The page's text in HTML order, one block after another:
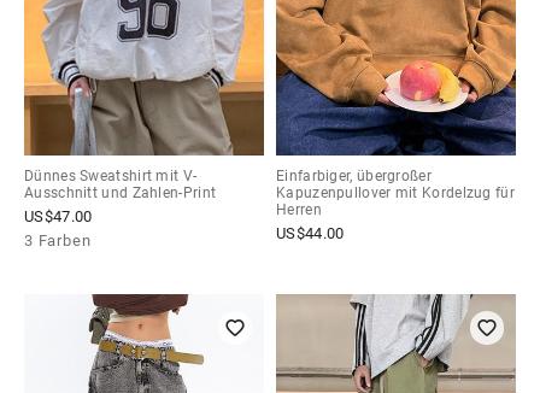
Dünnes Sweatshirt mit V-
Ausschnitt und Zahlen-Print
US$47.00
3 Farben
Einfarbiger, übergroßer
Kapuzenpullover mit Kordelzug für
Herren
US$44.00